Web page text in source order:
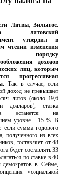
Литвы, Вильнюс.
литовский
утвердил в
чтении изменения
доходов
лиц, которым
прогрессивная
Так, в случае, если
доход не превышает
литов (около 19,6
долларов), ставка
останется на
уровне – 15 %. В
если сумма годового
полученного из всех
составляет от 48
будет составлять 33
по ставке в 40
демократов в Сейме,
«социальной